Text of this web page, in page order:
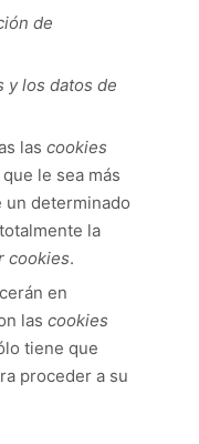
de
y los datos de
las cookies
le sea más
un determinado
la
cookies.
en
las cookies
tiene que
proceder a su